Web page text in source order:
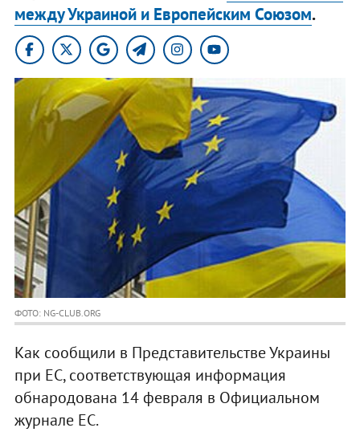
между Украиной и Европейским Союзом.
ФОТО: NG-CLUB.ORG
Как сообщили в Представительстве Украины
при ЕС, соответствующая информация
обнародована 14 февраля в Официальном
журнале ЕС.